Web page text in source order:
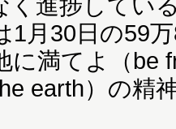
1月30日の59
に満てよ（be
earth）の精